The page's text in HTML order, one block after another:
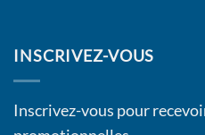
INSCRIVEZ-VOUS
Inscrivez-vous pour